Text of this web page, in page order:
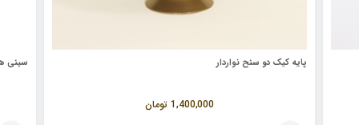
پایه کیک دو سنح نواردار
1,400,000 تومان
سینی